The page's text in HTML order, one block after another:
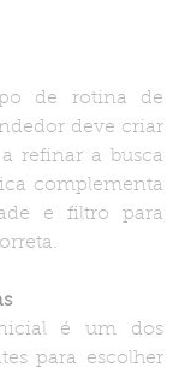
de rotina de
deve criar
refinar a busca
complementa
e filtro para
é um dos
para escolher